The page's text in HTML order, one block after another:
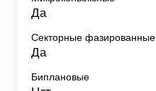
Да
Секторные фазированные
Да
Биплановые